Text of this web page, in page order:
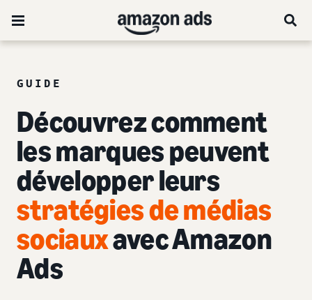
GUIDE
Découvrez comment
les marques peuvent
développer leurs
stratégiesde médias
sociauxavec Amazon
Ads